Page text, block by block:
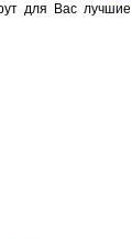
для Вас лучшие